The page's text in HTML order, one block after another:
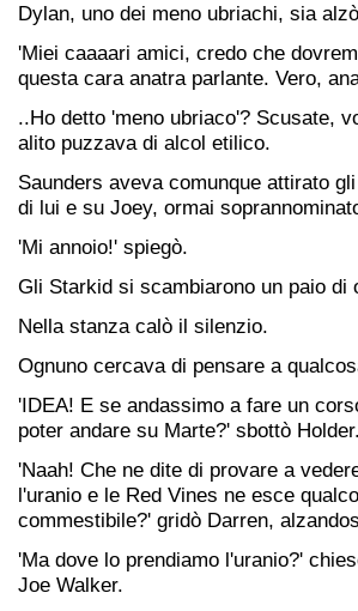
Dylan, uno dei meno ubriachi, sia
'Miei caaaari amici, credo che
questa cara anatra parlante. Vero,
..Ho detto 'meno ubriaco'? Scusate,
alito puzzava di alcol etilico.
Saunders aveva comunque attirato
di lui e su Joey, ormai
'Mi annoio!' spiegò.
Gli Starkid si scambiarono un paio di
Nella stanza calò il silenzio.
Ognuno cercava di pensare a
'IDEA! E se andassimo a fare un
poter andare su Marte?' sbottò Holder.
'Naah! Che ne dite di provare a
l'uranio e le Red Vines ne esce
commestibile?' gridò Darren,
'Ma dove lo prendiamo l'uranio?'
Joe Walker.